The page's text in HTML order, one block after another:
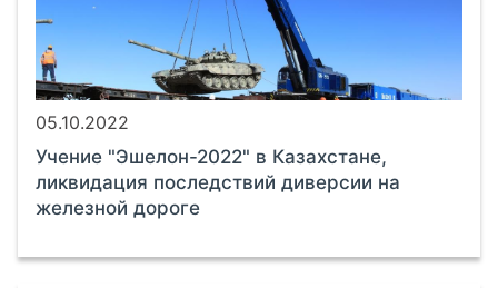
05.10.2022
Учение "Эшелон-2022" в Казахстане,
ликвидация последствий диверсии на
железной дороге